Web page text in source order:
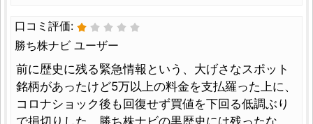
口コミ評価:
勝ち株ナビ ユーザー
前に歴史に残る緊急情報という、大げさなスポット
銘柄があったけど5万以上の料金を支払羅った上に、
コロナショック後も回復せず買値を下回る低調ぶり
で損切りした。勝ち株ナビの黒歴史には残ったな。